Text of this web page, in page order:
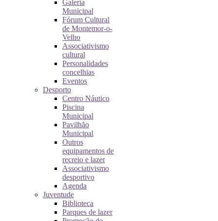
Galeria
Municipal
Fórum Cultural
de Montemor-o-
Velho
Associativismo
cultural
Personalidades
concelhias
Eventos
Desporto
Centro Náutico
Piscina
Municipal
Pavilhão
Municipal
Outros
equipamentos de
recreio e lazer
Associativismo
desportivo
Agenda
Juventude
Biblioteca
Parques de lazer